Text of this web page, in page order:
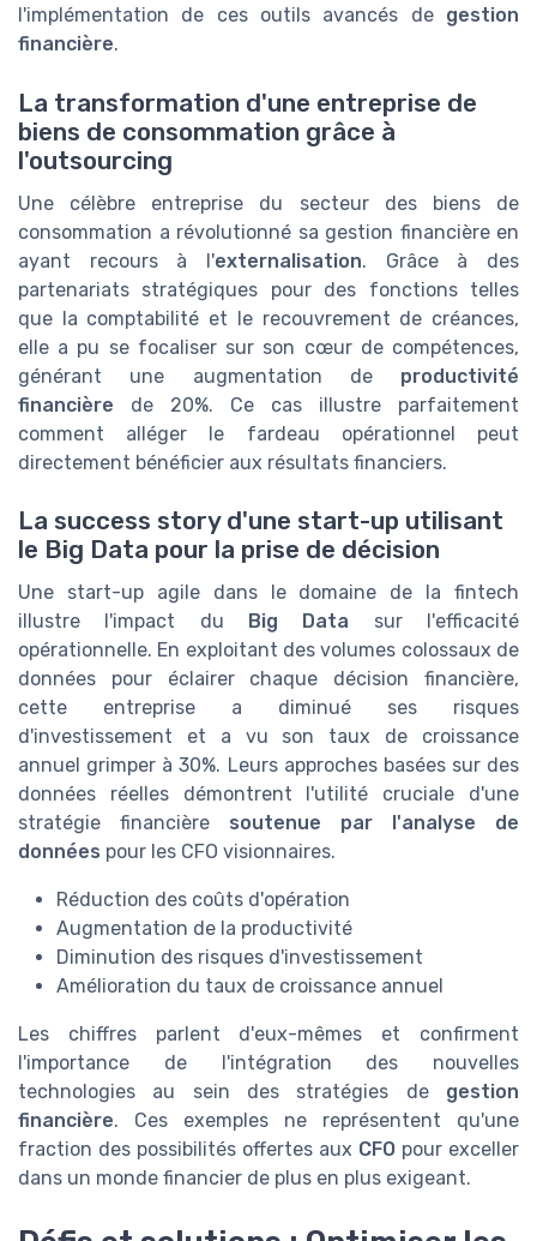
l'implémentation de ces outils avancés de gestion
financière.
La transformation d'une entreprise de
biens de consommation grâce à
l'outsourcing
Une célèbre entreprise du secteur des biens de
consommation a révolutionné sa gestion financière en
ayant recours à l'externalisation. Grâce à des
partenariats stratégiques pour des fonctions telles
que la comptabilité et le recouvrement de créances,
elle a pu se focaliser sur son cœur de compétences,
générant une augmentation de productivité
financière de 20%. Ce cas illustre parfaitement
comment alléger le fardeau opérationnel peut
directement bénéficier aux résultats financiers.
La success story d'une start-up utilisant
le Big Data pour la prise de décision
Une start-up agile dans le domaine de la fintech
illustre l'impact du Big Data sur l'efficacité
opérationnelle. En exploitant des volumes colossaux de
données pour éclairer chaque décision financière,
cette entreprise a diminué ses risques
d'investissement et a vu son taux de croissance
annuel grimper à 30%. Leurs approches basées sur des
données réelles démontrent l'utilité cruciale d'une
stratégie financière soutenue par l'analyse de
données pour les CFO visionnaires.
Réduction des coûts d'opération
Augmentation de la productivité
Diminution des risques d'investissement
Amélioration du taux de croissance annuel
Les chiffres parlent d'eux-mêmes et confirment
l'importance de l'intégration des nouvelles
technologies au sein des stratégies de gestion
financière. Ces exemples ne représentent qu'une
fraction des possibilités offertes aux CFO pour exceller
dans un monde financier de plus en plus exigeant.